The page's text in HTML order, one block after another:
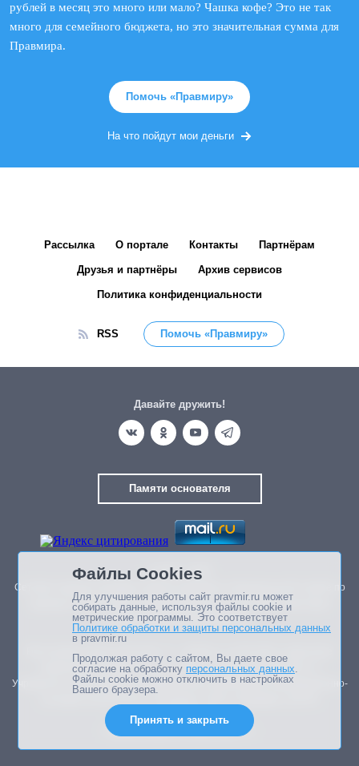
рублей в месяц это много или мало? Чашка кофе? Это не так
много для семейного бюджета, но это значительная сумма для
Правмира.
Помочь «Правмиру»
На что пойдут мои деньги
Рассылка О портале Контакты Партнёрам
Друзья и партнёры Архив сервисов
Политика конфиденциальности
RSS Помочь «Правмиру»
Давайте дружить!
Памяти основателя
© 2003—2026.
Сетевое издание Правмир зарегистрировано в Федеральной службе по
надзору в сфере связи, информационных технологий и массовых
коммуникаций (Роскомнадзор).
Реестровая запись ЭЛ № ФС 77 – 85438 от 13.06.2023 г. (внесение
изменений в свидетельство ЭЛ ФС 77-44847 от 03.05.2011 г.)
Учредитель: Автономная некоммерческая организация информационно-
1107799036730)
Главный редактор: Данилова А.А.
Файлы Cookies
Для улучшения работы сайт pravmir.ru может
собирать данные, используя файлы cookie и
метрические программы. Это соответствует
Политике обработки и защиты персональных данных
в pravmir.ru
Продолжая работу с сайтом, Вы даете свое
согласие на обработку персональных данных.
Файлы cookie можно отключить в настройках
Вашего браузера.
Принять и закрыть